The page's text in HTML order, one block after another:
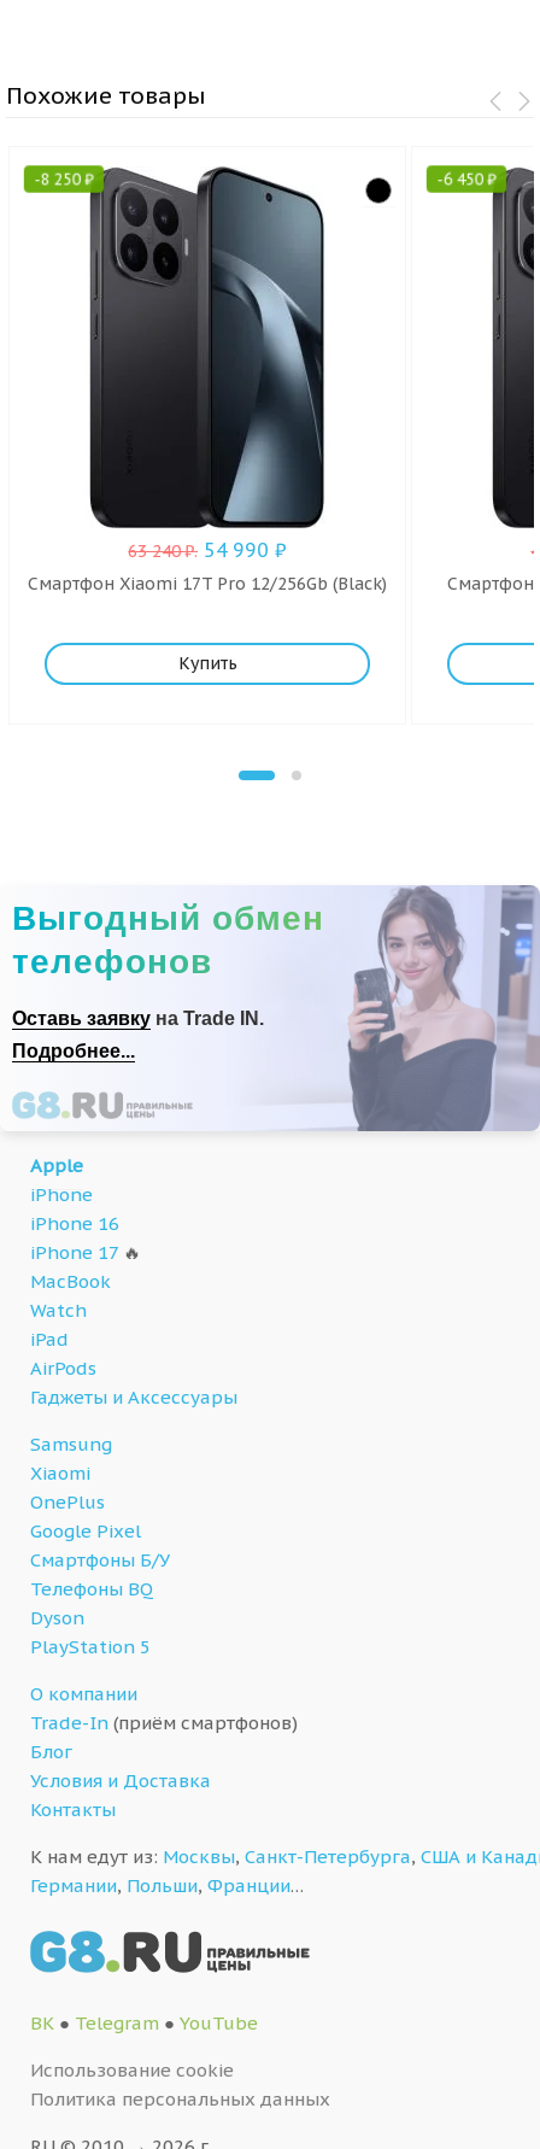
Похожие товары
-8 250₽
63 240₽. 54 990 ₽
Смартфон Xiaomi 17T Pro 12/256Gb (Black)
Купить
-6 450₽
Смартфон
Выгодный обмен
телефонов
Оставь заявку на Trade IN.
Подробнее...
Apple
iPhone
iPhone 16
iPhone 17 🔥
MacBook
Watch
iPad
AirPods
Гаджеты и Аксессуары
Samsung
Xiaomi
OnePlus
Google Pixel
Смартфоны Б/У
Телефоны BQ
Dyson
PlayStation 5
О компании
Trade-In (приём смартфонов)
Блог
Условия и Доставка
Контакты
К нам едут из: Москвы, Санкт-Петербурга, США и
Германии, Польши, Франции…
ВК ● Telegram ● YouTube
Использование cookie
Политика персональных данных